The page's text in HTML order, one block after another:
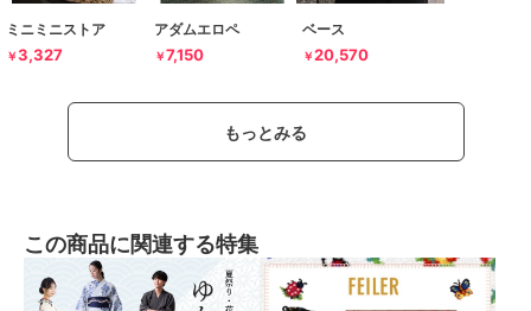
ミニミニストア
￥3,327
アダムエロペ
￥7,150
ベース
￥20,570
もっとみる
この商品に関連する特集